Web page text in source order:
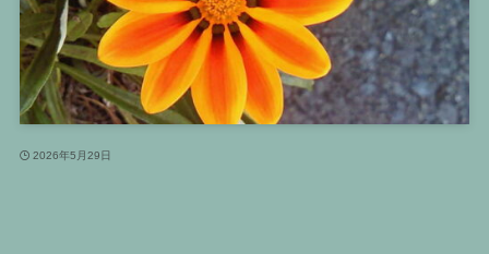
2026年5月29日